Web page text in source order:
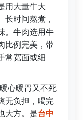
用大量牛大
时间熬煮，
。牛肉选用牛
比例完美，带
常宽面或细
心暖胃又不死
无负担，喝完
大方。是台中